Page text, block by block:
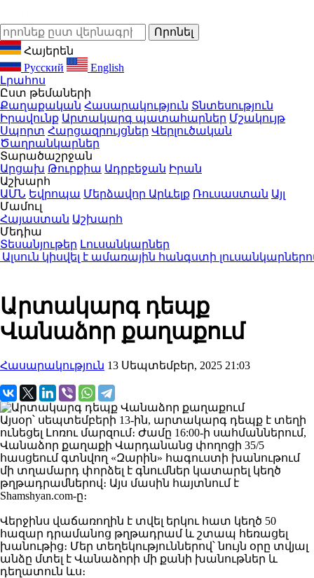
Հայերեն
Русский
English
Լրահոս
Ըստ թեմաների
Քաղաքական Հասարակություն Տնտեսություն
Իրավունք Արտակարգ պատահարներ Մշակույթ
Սպորտ Հարցազրույցներ Վերլուծական
Ծաղրանկարներ
Տարածաշրջան
Արցախ Թուրքիա Ադրբեջան Իրան
Աշխարհ
ԱՄՆ Եվրոպա Մերձավոր Արևելք Ռուսաստան Այլ
Մամուլ
Հայաստան Աշխարհ
Մեդիա
Տեսանյութեր Լուսանկարներ
կիսվել է ամառային հանգստի լուսանկարներով
Արտակարգ դեպք
Վանաձոր քաղաքում
Հասարակություն 13 Սեպտեմբեր, 2025 21:03
Այսօր՝ սեպտեմբերի 13-ին, արտակարգ դեպք է տեղի
ունեցել Լոռու մարզում։ Ժամը 16:00-ի սահմաններում,
Վանաձոր քաղաքի Վարդանանց փողոցի 35/5
հասցեում գտնվող «Զարին» հագուստի խանութում
մի տղամարդ փորձել է գնումներ կատարել կեղծ
թղթադրամներով։ Այս մասին հայտնում է
Shamshyan.com-ը։
Վերջինս վաճառողին է տվել երկու հատ կեղծ 50
հազար դրամանոց թղթադրամ և շտապ հեռացել
խանութից։ Մեր տեղեկություններով՝ նույն օրը տվյալ
անձը մտել է Վանաձորի մի քանի խանութներ և
դեղատուն ևս։